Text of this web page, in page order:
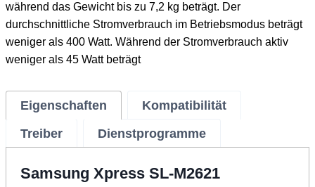
während das Gewicht bis zu 7,2 kg beträgt. Der
durchschnittliche Stromverbrauch im Betriebsmodus beträgt
weniger als 400 Watt. Während der Stromverbrauch aktiv
weniger als 45 Watt beträgt
Eigenschaften
Kompatibilität
Treiber
Dienstprogramme
Samsung Xpress SL-M2621